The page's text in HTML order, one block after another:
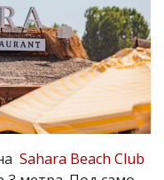
Sahara Beach Club